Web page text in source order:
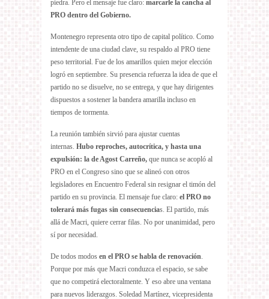
piedra. Pero el mensaje fue claro: marcarle la cancha al
PRO dentro del Gobierno.
Montenegro representa otro tipo de capital político. Como
intendente de una ciudad clave, su respaldo al PRO tiene
peso territorial. Fue de los amarillos quien mejor elección
logró en septiembre. Su presencia refuerza la idea de que el
partido no se disuelve, no se entrega, y que hay dirigentes
dispuestos a sostener la bandera amarilla incluso en
tiempos de tormenta.
La reunión también sirvió para ajustar cuentas
internas. Hubo reproches, autocrítica, y hasta una
expulsión: la de Agost Carreño, que nunca se acopló al
PRO en el Congreso sino que se alineó con otros
legisladores en Encuentro Federal sin resignar el timón del
partido en su provincia. El mensaje fue claro: el PRO no
tolerará más fugas sin consecuencias. El partido, más
allá de Macri, quiere cerrar filas. No por unanimidad, pero
sí por necesidad.
De todos modos en el PRO se habla de renovación.
Porque por más que Macri conduzca el espacio, se sabe
que no competirá electoralmente. Y eso abre una ventana
para nuevos liderazgos. Soledad Martínez, vicepresidenta